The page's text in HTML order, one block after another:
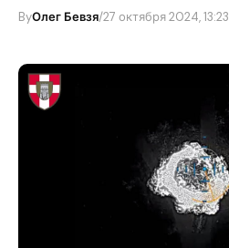
ByОлег Бевзя/27 октября 2024, 13:23